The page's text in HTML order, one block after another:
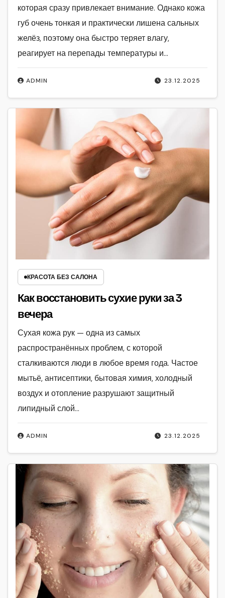
23.12.2025
ADMIN
которая сразу привлекает внимание. Однако кожа
губ очень тонкая и практически лишена сальных
желёз, поэтому она быстро теряет влагу,
реагирует на перепады температуры и…
КРАСОТА БЕЗ САЛОНА
Как восстановить сухие руки за 3
вечера
23.12.2025
ADMIN
Сухая кожа рук — одна из самых
распространённых проблем, с которой
сталкиваются люди в любое время года. Частое
мытьё, антисептики, бытовая химия, холодный
воздух и отопление разрушают защитный
липидный слой…